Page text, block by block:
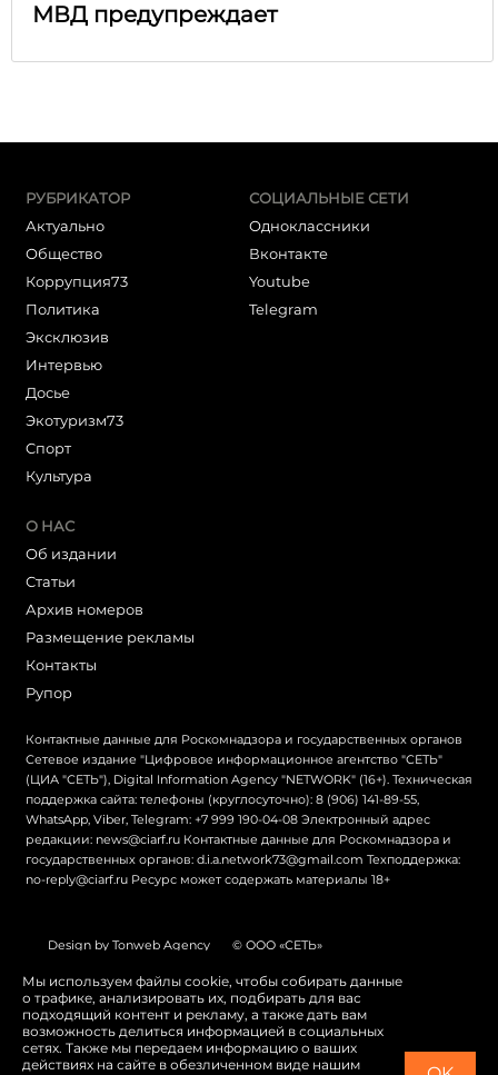
МВД предупреждает
РУБРИКАТОР
Актуально
Общество
Коррупция73
Политика
Эксклюзив
Интервью
Досье
Экотуризм73
Cпорт
Культура
СОЦИАЛЬНЫЕ СЕТИ
Одноклассники
Вконтакте
Youtube
Telegram
О НАС
Об издании
Статьи
Архив номеров
Размещение рекламы
Контакты
Рупор
Контактные данные для Роскомнадзора и государственных органов
Сетевое издание "Цифровое информационное агентство "СЕТЬ"
(ЦИА "СЕТЬ"), Digital Information Agency "NETWORK" (16+). Техническая
поддержка сайта: телефоны (круглосуточно): 8 (906) 141-89-55,
WhatsApp, Viber, Telegram: +7 999 190-04-08 Электронный адрес
редакции: news@ciarf.ru Контактные данные для Роскомнадзора и
государственных органов: d.i.a.network73@gmail.com Техподдержка:
no-reply@ciarf.ru Ресурс может содержать материалы 18+
Design by Tonweb Agency © ООО «СЕТЬ»
Политика конфиденциальности Карта сайта
Switch to English
Мы используем файлы cookie, чтобы собирать данные
о трафике, анализировать их, подбирать для вас
подходящий контент и рекламу, а также дать вам
возможность делиться информацией в социальных
сетях. Также мы передаем информацию о ваших
действиях на сайте в обезличенном виде нашим